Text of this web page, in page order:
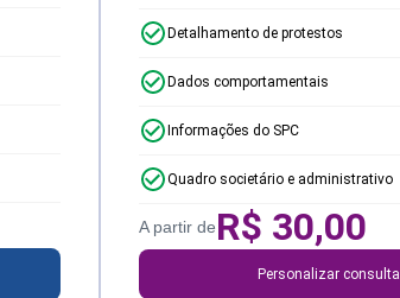
Detalhamento de protestos
Dados comportamentais
Informações do SPC
Quadro societário e administrativo
A partir deR$ 30,00
Personalizar consulta